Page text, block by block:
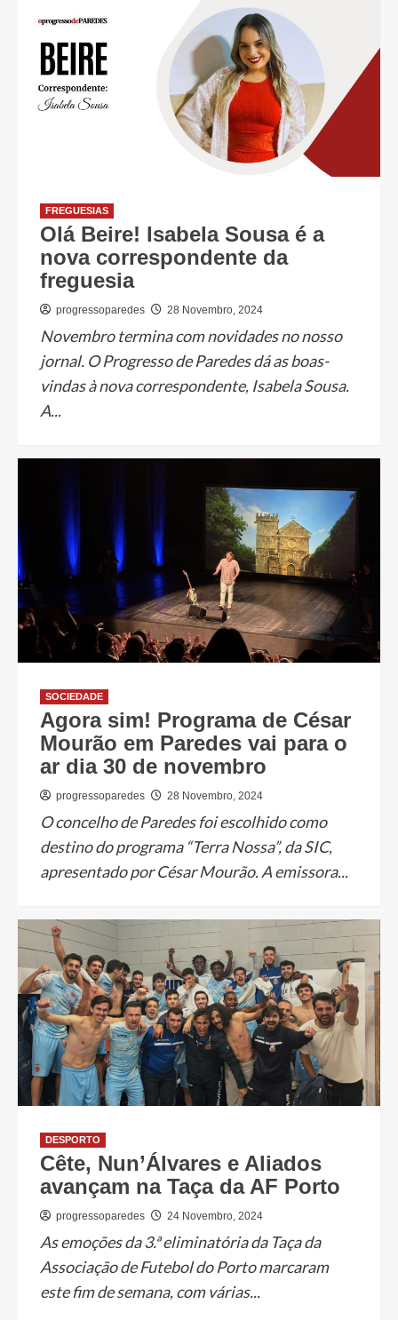
FREGUESIAS
Olá Beire! Isabela Sousa é a
nova correspondente da
freguesia
progressoparedes 28 Novembro, 2024
Novembro termina com novidades no nosso
jornal. O Progresso de Paredes dá as boas-
vindas à nova correspondente, Isabela Sousa.
A...
SOCIEDADE
Agora sim! Programa de César
Mourão em Paredes vai para o
ar dia 30 de novembro
progressoparedes 28 Novembro, 2024
O concelho de Paredes foi escolhido como
destino do programa “Terra Nossa”, da SIC,
apresentado por César Mourão. A emissora...
DESPORTO
Cête, Nun’Álvares e Aliados
avançam na Taça da AF Porto
progressoparedes 24 Novembro, 2024
As emoções da 3.ª eliminatória da Taça da
Associação de Futebol do Porto marcaram
este fim de semana, com várias...